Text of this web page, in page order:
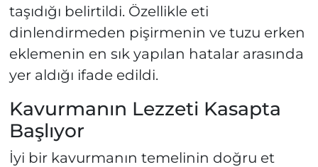
taşıdığı belirtildi. Özellikle eti
dinlendirmeden pişirmenin ve tuzu erken
eklemenin en sık yapılan hatalar arasında
yer aldığı ifade edildi.
Kavurmanın Lezzeti Kasapta
Başlıyor
İyi bir kavurmanın temelinin doğru et